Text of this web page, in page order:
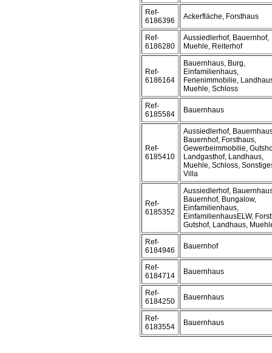
Ref-
6186396
Ackerfläche, Forsthaus
Ref-
6186280
Aussiedlerhof, Bauernhof,
Muehle, Reiterhof
Ref-
6186164
Bauernhaus, Burg,
Einfamilienhaus,
Ferienimmobilie,
Muehle, Schloss
Ref-
6185584
Bauernhaus
Ref-
6185410
Aussiedlerhof,
Bauernhof, Forsthaus,
Gewerbeimmobilie,
Landgasthof, Landhaus,
Muehle, Schloss,
Villa
Ref-
6185352
Aussiedlerhof,
Bauernhof, Bungalow,
Einfamilienhaus,
EinfamilienhausELW,
Gutshof, Landhaus,
Ref-
6184946
Bauernhof
Ref-
6184714
Bauernhaus
Ref-
6184250
Bauernhaus
Ref-
6183554
Bauernhaus